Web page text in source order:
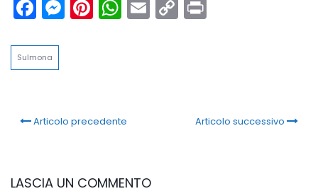
Facebook
Messenger
Pinterest
WhatsApp
EmailCopy
Link
Sulmona
Articolo precedente Articolo successivo
LASCIA UN COMMENTO